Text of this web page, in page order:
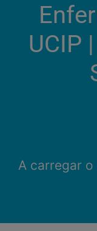
UCIP
A carregar